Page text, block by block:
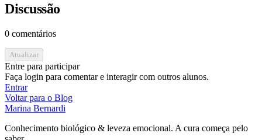
Discussão
0 comentários
Atualizar
Entre para participar
Faça login para comentar e interagir com outros alunos.
Entrar
Voltar para o Blog
Marina Bernardi
Conhecimento biológico & leveza emocional. A cura começa pelo